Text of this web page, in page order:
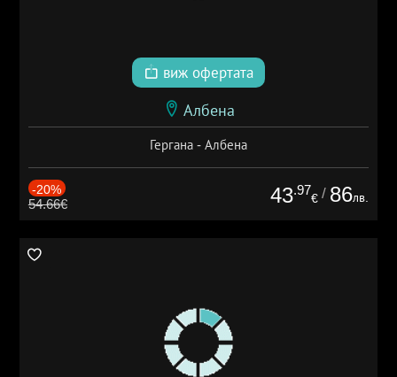
виж офертата
Албена
Гергана - Албена
-20%
54.66€ 43.97
€ / 86лв.